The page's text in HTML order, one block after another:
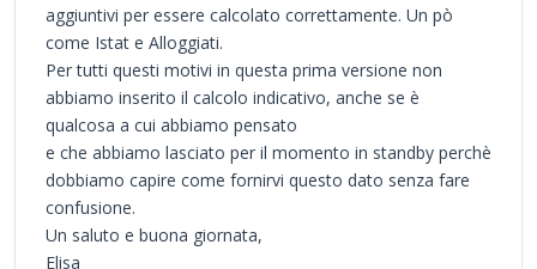
aggiuntivi per essere calcolato correttamente. Un pò
come Istat e Alloggiati.
Per tutti questi motivi in questa prima versione non
abbiamo inserito il calcolo indicativo, anche se è
qualcosa a cui abbiamo pensato
e che abbiamo lasciato per il momento in standby perchè
dobbiamo capire come fornirvi questo dato senza fare
confusione.
Un saluto e buona giornata,
Elisa